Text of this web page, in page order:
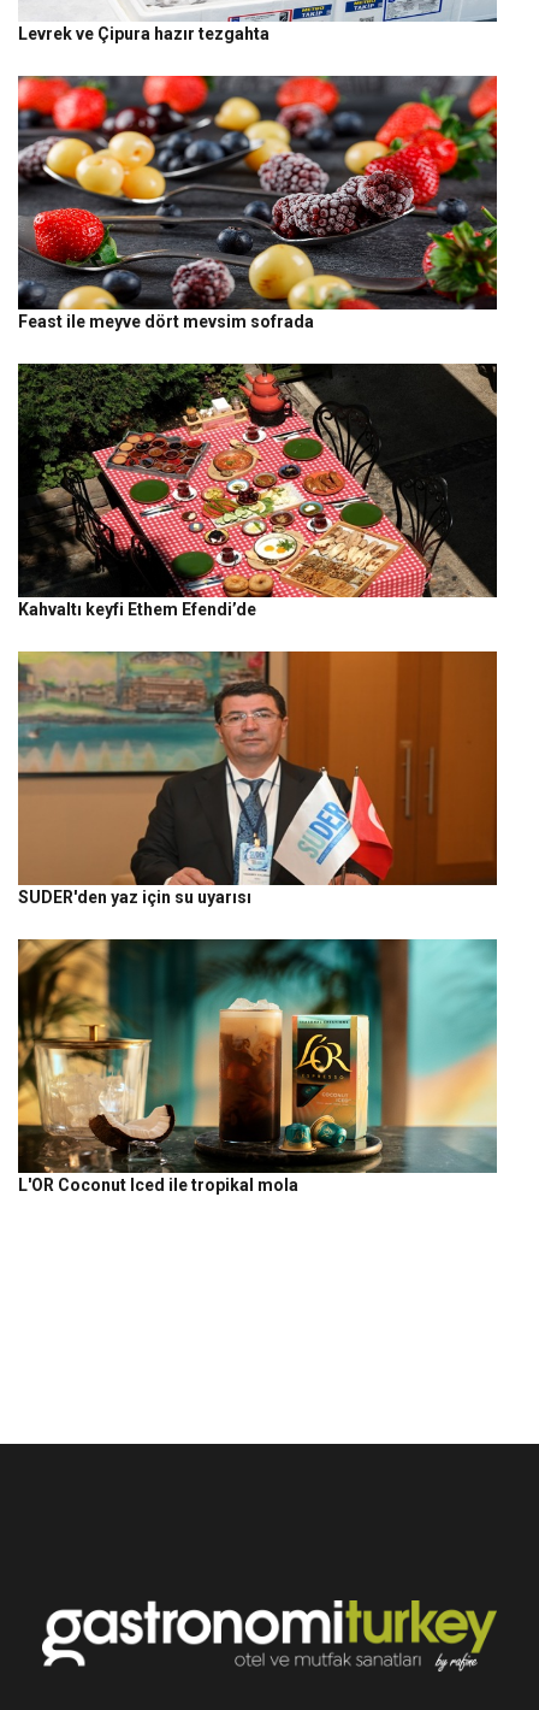
Levrek ve Çipura hazır tezgahta
Feast ile meyve dört mevsim sofrada
Kahvaltı keyfi Ethem Efendi’de
SUDER'den yaz için su uyarısı
L'OR Coconut Iced ile tropikal mola